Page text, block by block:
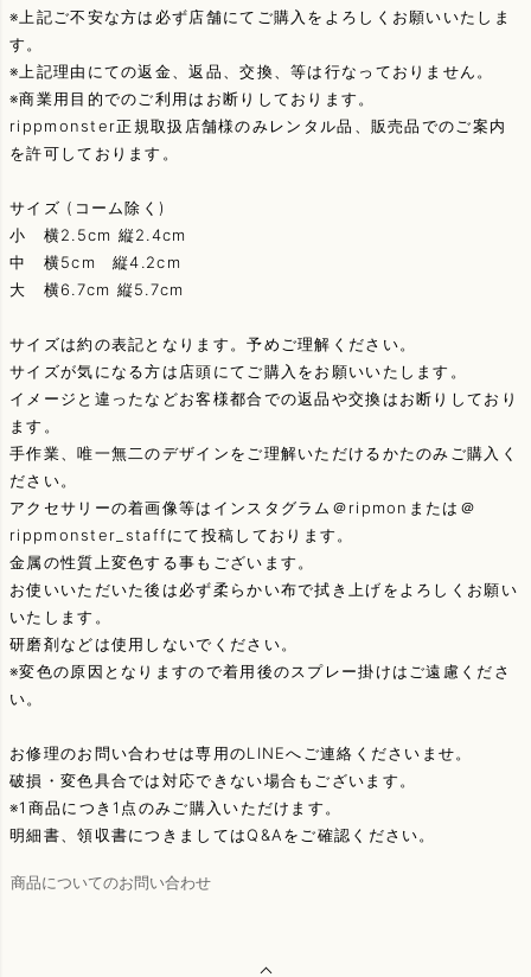
※上記ご不安な方は必ず店舗にてご購入をよろしくお願いいたしま
す。
※上記理由にての返金、返品、交換、等は行なっておりません。
※商業用目的でのご利用はお断りしております。
rippmonster正規取扱店舗様のみレンタル品、販売品でのご案内
を許可しております。
サイズ (コーム除く)
小 横2.5cm 縦2.4cm
中 横5cm 縦4.2cm
大 横6.7cm 縦5.7cm
サイズは約の表記となります。予めご理解ください。
サイズが気になる方は店頭にてご購入をお願いいたします。
イメージと違ったなどお客様都合での返品や交換はお断りしており
ます。
手作業、唯一無二のデザインをご理解いただけるかたのみご購入く
ださい。
アクセサリーの着画像等はインスタグラム＠ripmonまたは＠
rippmonster_staffにて投稿しております。
金属の性質上変色する事もございます。
お使いいただいた後は必ず柔らかい布で拭き上げをよろしくお願い
いたします。
研磨剤などは使用しないでください。
※変色の原因となりますので着用後のスプレー掛けはご遠慮くださ
い。
お修理のお問い合わせは専用のLINEへご連絡くださいませ。
破損・変色具合では対応できない場合もございます。
※1商品につき1点のみご購入いただけます。
明細書、領収書につきましてはQ&Aをご確認ください。
商品についてのお問い合わせ